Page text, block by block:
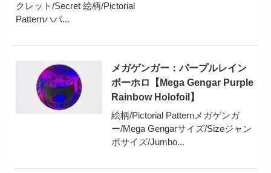
クレット/Secret 絵柄/Pictorial
Patternハバ...
メガゲンガー：パープルレイン
ボーホロ【Mega Gengar Purple
Rainbow Holofoil】
絵柄/Pictorial Patternメガゲンガ
ー/Mega Gengarサイズ/Sizeジャン
ボサイズ/Jumbo...